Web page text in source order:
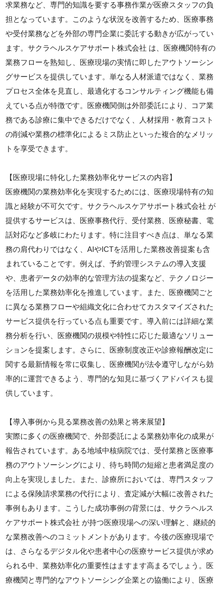
求業務など、専門的知識を要する事務作業が医療スタッフの負
担となっています。このような状況を改善するため、医療事務
や受付業務などを外部の専門企業に委託する動きが広がってい
ます。サクラヘルスケアサポート株式会社 は、医療機関特有の
業務フローを熟知し、医療現場の実情に即したアウトソーシン
グサービスを提供しています。単なる人材派遣ではなく、業務
プロセス全体を見直し、最適化するコンサルティング機能も備
えている点が特徴です。医療機関側は外部委託により、コア業
務である診療に集中できるだけでなく、人材採用・教育コスト
の削減や業務の標準化によるミス防止といった複合的なメリッ
トを享受できます。
【医療現場に特化した業務効率化サービスの内容】
医療機関の業務効率化を実現するためには、医療現場特有の知
識と経験が不可欠です。サクラヘルスケアサポート株式会社 が
提供するサービスは、医療事務代行、受付業務、医療秘書、電
話対応など多岐にわたります。特に注目すべき点は、単なる業
務の肩代わりではなく、AIやICTを活用した業務改善提案も含
まれていることです。例えば、予約管理システムの導入支援
や、患者データの効率的な管理方法の提案など、テクノロジー
を活用した業務効率化を推進しています。また、医療機関ごと
に異なる業務フローや組織文化に合わせてカスタマイズされた
サービス提供を行っている点も重要です。導入前には詳細な業
務分析を行い、医療機関の規模や特性に応じた最適なソリュー
ションを提案します。さらに、医療制度改正や診療報酬改定に
関する最新情報を常に収集し、医療機関が法令遵守しながら効
率的に運営できるよう、専門的な知見に基づくアドバイスも提
供しています。
【導入事例から見る業務改善の効果と将来展望】
実際に多くの医療機関で、外部委託による業務効率化の成果が
報告されています。ある地域中核病院では、受付業務と医療事
務のアウトソーシングにより、待ち時間の短縮と患者満足度の
向上を実現しました。また、診療所においては、専門スタッフ
による保険請求業務の代行により、査定減が大幅に改善された
事例もあります。こうした成功事例の背景には、サクラヘルス
ケアサポート株式会社 が持つ医療現場への深い理解と、継続的
な業務改善へのコミットメントがあります。今後の医療現場で
は、さらなるデジタル化や患者中心の医療サービス提供が求め
られる中、業務効率化の重要性はますます高まるでしょう。医
療機関と専門的なアウトソーシング企業との協働により、医療